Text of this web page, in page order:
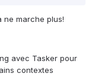
ne marche plus!
avec Tasker pour
contextes